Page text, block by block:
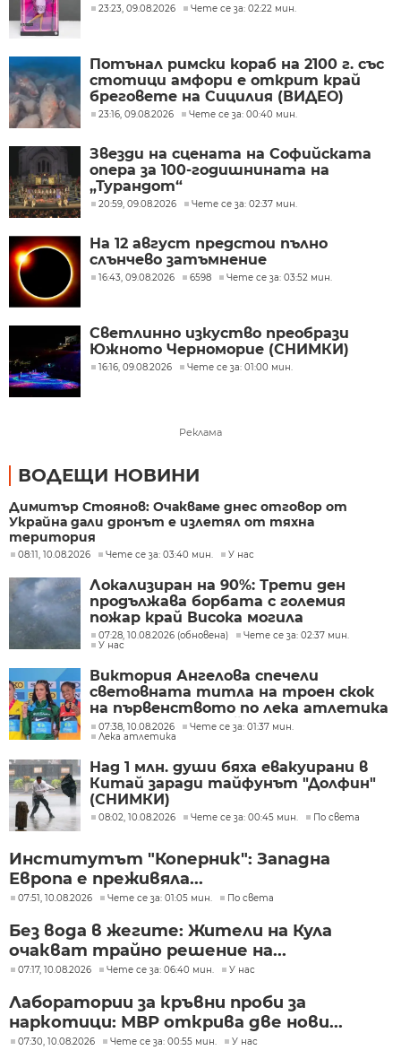
23:23, 09.08.2026 Чете се за: 02:22 мин.
Потънал римски кораб на 2100 г. със
стотици амфори е открит край
бреговете на Сицилия (ВИДЕО)
23:16, 09.08.2026 Чете се за: 00:40 мин.
Звезди на сцената на Софийската
опера за 100-годишнината на
„Турандот“
20:59, 09.08.2026 Чете се за: 02:37 мин.
На 12 август предстои пълно
слънчево затъмнение
16:43, 09.08.2026 6598 Чете се за: 03:52 мин.
Светлинно изкуство преобрази
Южното Черноморие (СНИМКИ)
16:16, 09.08.2026 Чете се за: 01:00 мин.
Реклама
ВОДЕЩИ НОВИНИ
Димитър Стоянов: Очакваме днес отговор от
Украйна дали дронът е излетял от тяхна
територия
08:11, 10.08.2026 Чете се за: 03:40 мин. У нас
Локализиран на 90%: Трети ден
продължава борбата с големия
пожар край Висока могила
07:28, 10.08.2026 (обновена)
Чете се за: 02:37 мин.
У нас
Виктория Ангелова спечели
световната титла на троен скок
на първенството по лека атлетика
до 20 год. в Юджийн
07:38, 10.08.2026
Чете се за: 01:37 мин.
Лека атлетика
Над 1 млн. души бяха евакуирани в
Китай заради тайфунът "Долфин"
(СНИМКИ)
08:02, 10.08.2026 Чете се за: 00:45 мин. По света
Институтът "Коперник": Западна
Европа е преживяла...
07:51, 10.08.2026 Чете се за: 01:05 мин. По света
Без вода в жегите: Жители на Кула
очакват трайно решение на...
07:17, 10.08.2026 Чете се за: 06:40 мин. У нас
Лаборатории за кръвни проби за
наркотици: МВР открива две нови...
07:30, 10.08.2026 Чете се за: 00:55 мин. У нас